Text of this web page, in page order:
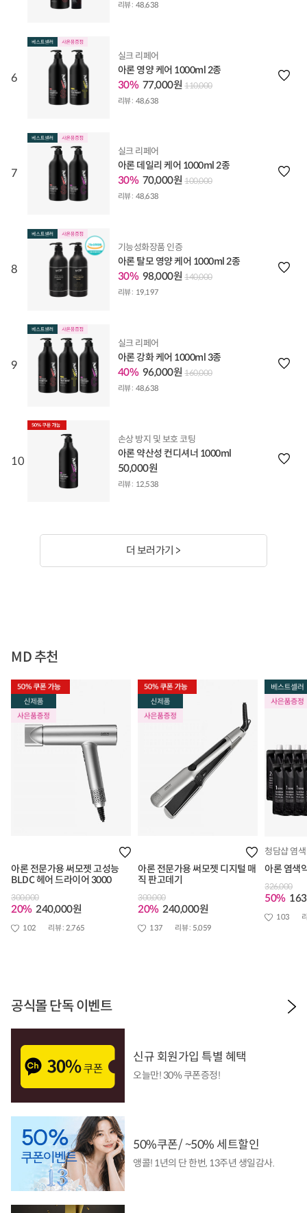
리뷰 : 48,638
6
실크 리페어
아론 영양 케어 1000ml 2종
30% 77,000원 110,000
리뷰 : 48,638
7
실크 리페어
아론 데일리 케어 1000ml 2종
30% 70,000원 100,000
리뷰 : 48,638
8
기능성화장품 인증
아론 탈모 영양 케어 1000ml 2종
30% 98,000원 140,000
리뷰 : 19,197
9
실크 리페어
아론 강화 케어 1000ml 3종
40% 96,000원 160,000
리뷰 : 48,638
10
손상 방지 및 보호 코팅
아론 약산성 컨디셔너 1000ml
50,000원
리뷰 : 12,538
더 보러가기 >
MD 추천
아론 전문가용 써모젯 고성능
BLDC 헤어 드라이어 3000
300,000
20% 240,000원
102 리뷰 : 2,765
아론 전문가용 써모젯 디지털 매
직 판고데기
300,000
20% 240,000원
137 리뷰 : 5,059
청담샵 염
아론 염색
326,000
50%
103
공식몰 단독 이벤트
신규 회원가입 특별 혜택
오늘만! 30% 쿠폰증정!
50%쿠폰/ ~50% 세트할인
앵콜! 1년의 단 한번, 13주년 생일감사.